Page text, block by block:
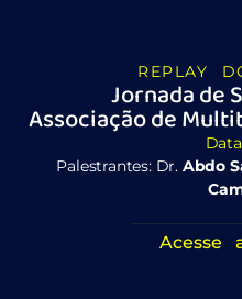
REPLAY
Jornada de
Associação de
Palestrantes: Dr. Abdo
Acesse